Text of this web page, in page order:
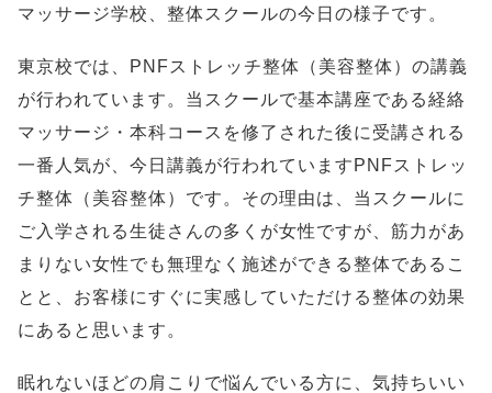
マッサージ学校、整体スクールの今日の様子です。
東京校では、PNFストレッチ整体（美容整体）の講義
が行われています。当スクールで基本講座である経絡
マッサージ・本科コースを修了された後に受講される
一番人気が、今日講義が行われていますPNFストレッ
チ整体（美容整体）です。その理由は、当スクールに
ご入学される生徒さんの多くが女性ですが、筋力があ
まりない女性でも無理なく施述ができる整体であるこ
とと、お客様にすぐに実感していただける整体の効果
にあると思います。
眠れないほどの肩こりで悩んでいる方に、気持ちいい